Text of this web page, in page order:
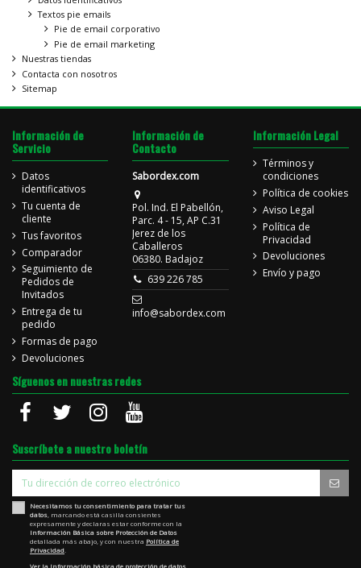
Textos pie emails
Pie de email corporativo
Pie de email marketing
Nuestras tiendas
Contacta con nosotros
Sitemap
Información de
Servicio
Datos
identificativos
Tu cuenta de
cliente
Tus favoritos
Comparador
Seguimiento de
Pedidos de
Invitados
Entrega de tu
pedido
Formas de pago
Devoluciones
Información de
Contacto
Sabordex.com
Pol. Ind. El Pabellón,
Parc. 4 - 15, AP C.31
Jerez de los
Caballeros
06380. Badajoz
639 226 785
info@sabordex.com
Información Legal
Términos y
condiciones
Política de cookies
Aviso Legal
Política de
Privacidad
Devoluciones
Envío y pago
Síguenos en nuestras redes
Suscríbete a nuestro boletín
Necesitamos tu consentimiento para tratar tus
datos , marcando está casilla consientes
expresamente y declaras estar conforme con la
Información Básica sobre Protección de Datos
detallada más abajo, y con nuestra Política de
Privacidad